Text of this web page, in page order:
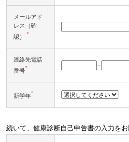
メールアド
レス（確
認） *
連絡先電話
番号*
-
新学年*
続いて、健康診断自己申告書の入力をお